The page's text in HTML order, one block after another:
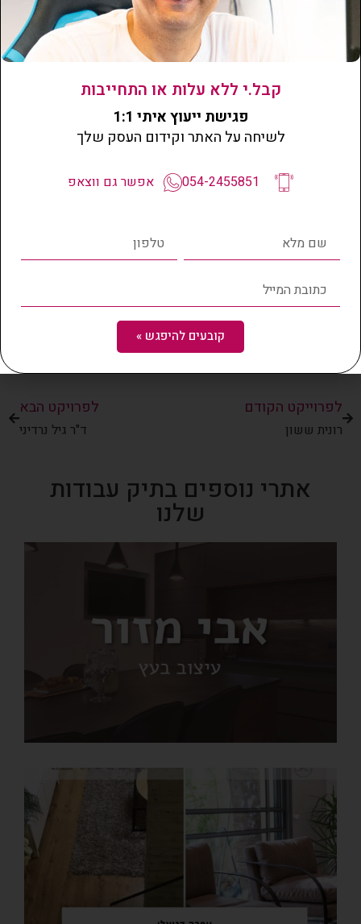
עמוד קטגוריה
לפרוייקט הקודם
רונית ששון
לפרויקט הבא
ד"ר גיל נרדיני
אתרי נוספים בתיק עבודות
שלנו
קבל.י ללא עלות או התחייבות
פגישת ייעוץ איתי 1:1
לשיחה על האתר וקידום העסק שלך
אפשר גם ווצאפ
קובעים להיפגש »